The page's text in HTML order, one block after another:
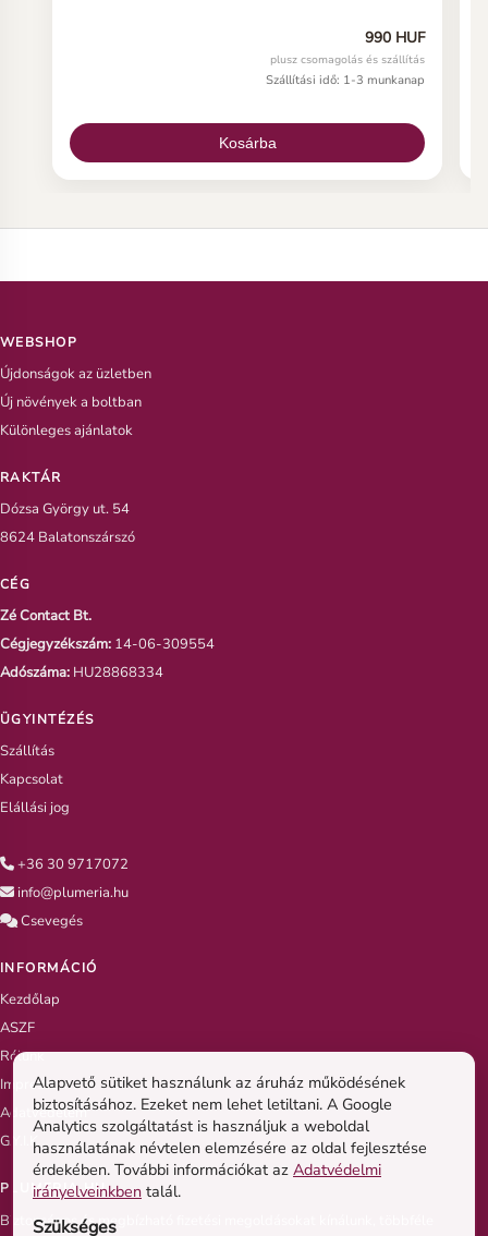
990 HUF
plusz csomagolás és szállítás
Szállítási idő: 1-3 munkanap
Kosárba
WEBSHOP
Újdonságok az üzletben
Új növények a boltban
Különleges ajánlatok
RAKTÁR
Dózsa György ut. 54
8624 Balatonszárszó
CÉG
Zé Contact Bt.
Cégjegyzékszám: 14-06-309554
Adószáma: HU28868334
ÜGYINTÉZÉS
Szállítás
Kapcsolat
Elállási jog
+36 30 9717072
info@plumeria.hu
Csevegés
INFORMÁCIÓ
Kezdőlap
ASZF
Rólunk
Impresszum
Adatvédelem
G.Y.I.K
PLUMERIA.HU
Biztonságos és megbízható fizetési megoldásokat kínálunk, többféle
Alapvető sütiket használunk az áruház működésének
biztosításához. Ezeket nem lehet letiltani. A Google
Analytics szolgáltatást is használjuk a weboldal
használatának névtelen elemzésére az oldal fejlesztése
érdekében. További információkat az Adatvédelmi
irányelveinkben talál.
Szükséges